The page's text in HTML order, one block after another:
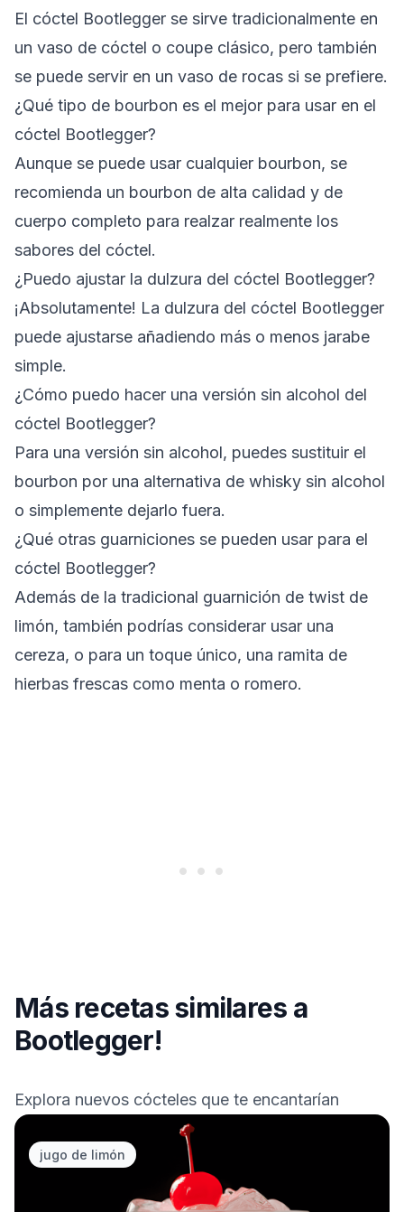
El cóctel Bootlegger se sirve tradicionalmente en
un vaso de cóctel o coupe clásico, pero también
se puede servir en un vaso de rocas si se prefiere.
¿Qué tipo de bourbon es el mejor para usar en el
cóctel Bootlegger?
Aunque se puede usar cualquier bourbon, se
recomienda un bourbon de alta calidad y de
cuerpo completo para realzar realmente los
sabores del cóctel.
¿Puedo ajustar la dulzura del cóctel Bootlegger?
¡Absolutamente! La dulzura del cóctel Bootlegger
puede ajustarse añadiendo más o menos jarabe
simple.
¿Cómo puedo hacer una versión sin alcohol del
cóctel Bootlegger?
Para una versión sin alcohol, puedes sustituir el
bourbon por una alternativa de whisky sin alcohol
o simplemente dejarlo fuera.
¿Qué otras guarniciones se pueden usar para el
cóctel Bootlegger?
Además de la tradicional guarnición de twist de
limón, también podrías considerar usar una
cereza, o para un toque único, una ramita de
hierbas frescas como menta o romero.
Más recetas similares a
Bootlegger!
Explora nuevos cócteles que te encantarían
jugo de limón